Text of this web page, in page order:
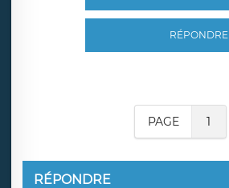
RÉPONDRE
PAGE 1
RÉPONDRE